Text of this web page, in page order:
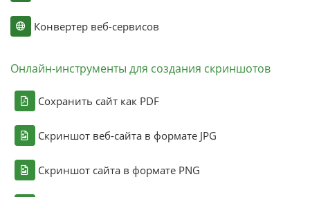
Конвертер веб-сервисов
Онлайн-инструменты для создания скриншотов
Сохранить сайт как PDF
Скриншот веб-сайта в формате JPG
Скриншот сайта в формате PNG